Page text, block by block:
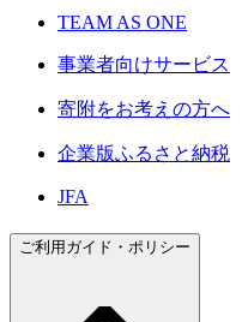
TEAM AS ONE
事業者向けサービス
寄附をお考えの方へ
企業版ふるさと納税
JFA
ご利用ガイド・ポリシー